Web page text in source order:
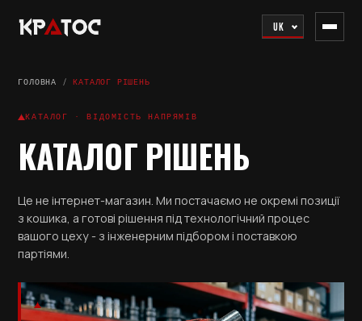
UK
ГОЛОВНА /КАТАЛОГ РІШЕНЬ
КАТАЛОГ · ВІДОМІСТЬ НАПРЯМІВ
КАТАЛОГ РІШЕНЬ
Це не інтернет-магазин. Ми постачаємо не окремі позиції
з кошика, а готові рішення під технологічний процес
вашого цеху - з інженерним підбором і поставкою
партіями.